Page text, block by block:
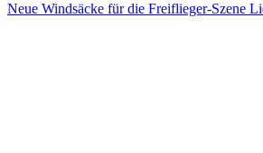
Neue Windsäcke für die Freiflieger-Szene